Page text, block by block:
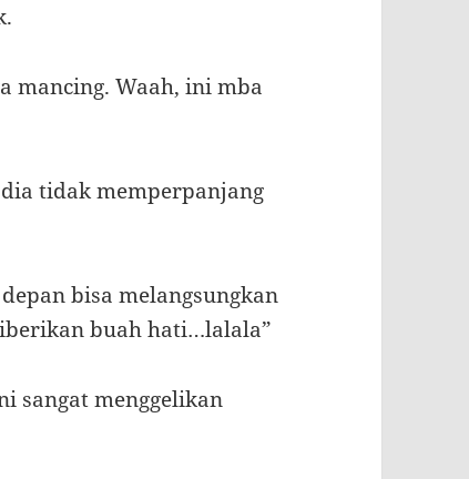
mancing. Waah, ini mba
tidak memperpanjang
bisa melangsungkan
buah hati…lalala”
sangat menggelikan